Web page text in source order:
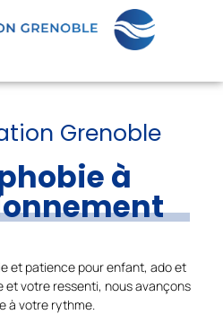
Grenoble
à
et patience pour enfant, ado et
et votre ressenti, nous avançons
à votre rythme.